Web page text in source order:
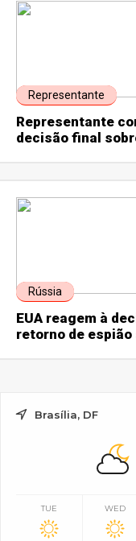
Representante
Representante
decisão final
Rússia
EUA reagem à
retorno de espião
Brasília, DF
TUE WED